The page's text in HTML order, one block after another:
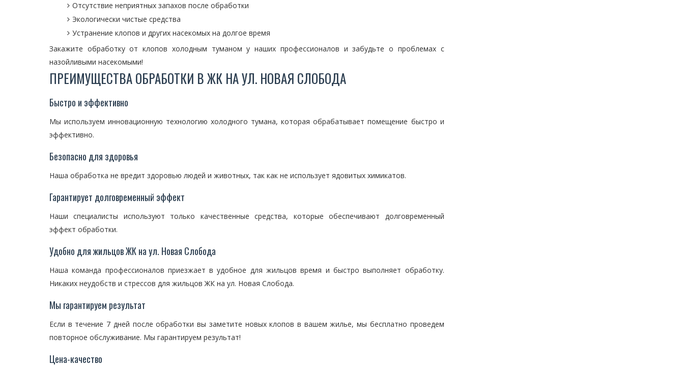
Отсутствие неприятных запахов после обработки
Экологически чистые средства
Устранение клопов и других насекомых на долгое время
Закажите обработку от клопов холодным туманом у наших профессионалов и забудьте о проблемах с
назойливыми насекомыми!
ПРЕИМУЩЕСТВА ОБРАБОТКИ В ЖК НА УЛ. НОВАЯ СЛОБОДА
Быстро и эффективно
Мы используем инновационную технологию холодного тумана, которая обрабатывает помещение быстро и
эффективно.
Безопасно для здоровья
Наша обработка не вредит здоровью людей и животных, так как не использует ядовитых химикатов.
Гарантирует долговременный эффект
Наши специалисты используют только качественные средства, которые обеспечивают долговременный
эффект обработки.
Удобно для жильцов ЖК на ул. Новая Слобода
Наша команда профессионалов приезжает в удобное для жильцов время и быстро выполняет обработку.
Никаких неудобств и стрессов для жильцов ЖК на ул. Новая Слобода.
Мы гарантируем результат
Если в течение 7 дней после обработки вы заметите новых клопов в вашем жилье, мы бесплатно проведем
повторное обслуживание. Мы гарантируем результат!
Цена-качество